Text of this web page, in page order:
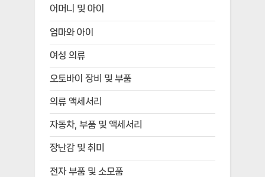
어머니 및 아이
엄마와 아이
여성 의류
오토바이 장비 및 부품
의류 액세서리
자동차, 부품 및 액세서리
장난감 및 취미
전자 부품 및 소모품